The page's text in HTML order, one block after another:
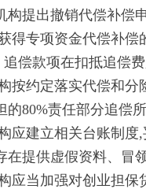
提出撤销代偿补偿申
项资金代偿补偿的
偿款项在扣抵追偿
定落实代偿和分险
80%责任部分追偿
立相关台账制度,
在提供虚假资料、冒
加强对创业担保贷